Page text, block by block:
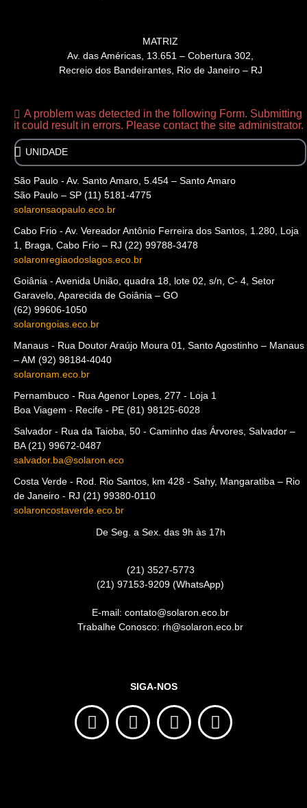
MATRIZ
Av. das Américas, 13.651 – Cobertura 302,
Recreio dos Bandeirantes, Rio de Janeiro – RJ
A problem was detected in the following Form. Submitting
it could result in errors. Please contact the site administrator.
São Paulo - Av. Santo Amaro, 5.454 – Santo Amaro
São Paulo – SP (11) 5181-4775
solaronsaopaulo.eco.br
Cabo Frio - Av. Vereador Antônio Ferreira dos Santos, 1.280, Loja
1, Braga, Cabo Frio – RJ (22) 99788-3478
solaronregiaodoslagos.eco.br
Goiânia - Avenida União, quadra 18, lote 02, s/n, C- 4, Setor
Garavelo, Aparecida de Goiânia – GO
(62) 99606-1050
solarongoias.eco.br
Manaus - Rua Doutor Araújo Moura 01, Santo Agostinho – Manaus
– AM (92) 98184-4040
solaronam.eco.br
Pernambuco - Rua Agenor Lopes, 277 - Loja 1
Boa Viagem - Recife - PE (81) 98125-6028
Salvador - Rua da Taioba, 50 - Caminho das Árvores, Salvador –
BA (21) 99672-0487
salvador.ba@solaron.eco
Costa Verde - Rod. Rio Santos, km 428 - Sahy, Mangaratiba – Rio
de Janeiro - RJ (21) 99380-0110
solaroncostaverde.eco.br
De Seg. a Sex. das 9h às 17h
(21) 3527-5773
(21) 97153-9209 (WhatsApp)
E-mail: contato@solaron.eco.br
Trabalhe Conosco: rh@solaron.eco.br
SIGA-NOS